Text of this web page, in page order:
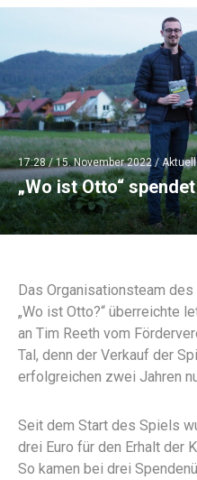
17:28 /15. November 2022 /
„Wo ist Otto“
Das Organisationsteam
„Wo ist Otto?“ überreichte
an Tim Reeth vom
Tal, denn der Verkauf der
erfolgreichen zwei Jahren
Seit dem Start des Spiels
drei Euro für den Erhalt der
So kamen bei drei